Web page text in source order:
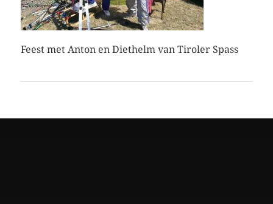
Feest met Anton en Diethelm van Tiroler Spass